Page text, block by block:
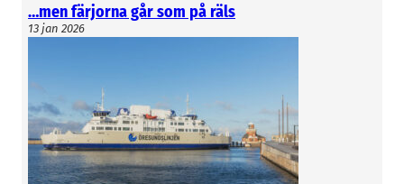
…men färjorna går som på räls
13 jan 2026